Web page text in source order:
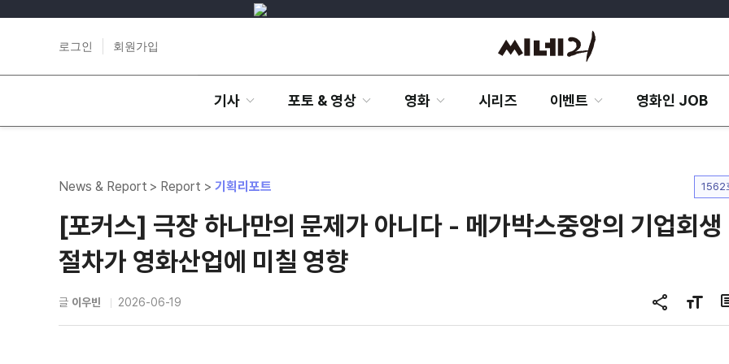
로그인 회원가입
기사 포토 & 영상 영화 시리즈 이벤트 영화인 JOB
News & Report > Report > 기획리포트 1562
[포커스] 극장 하나만의 문제가 아니다 - 메가박스중앙의 기업회생
절차가 영화산업에 미칠 영향
글 이우빈 2026-06-19
공
유
글
자